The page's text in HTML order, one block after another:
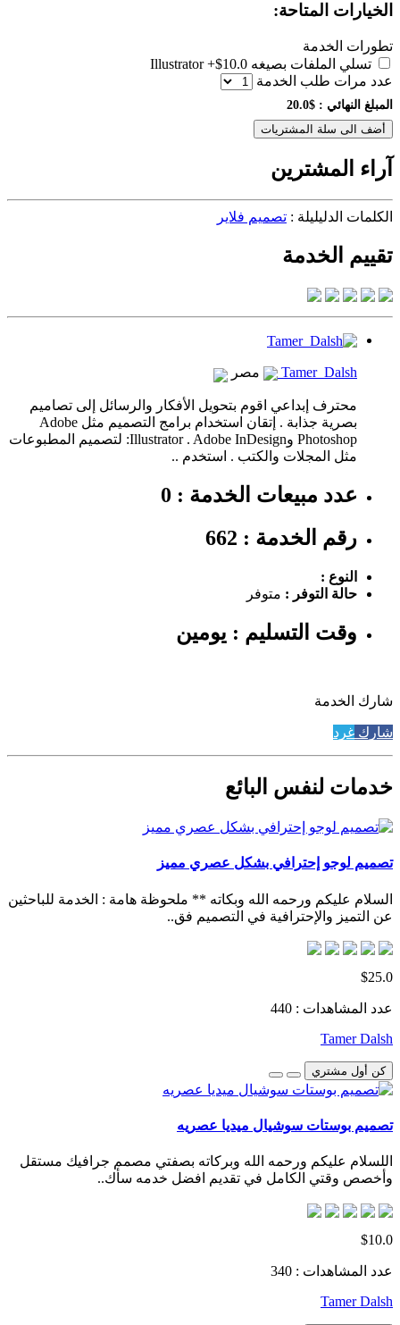
الخيارات المتاحة:
تطورات الخدمة
تسلي الملفات بصيغه Illustrator +$10.0
عدد مرات طلب الخدمة
المبلغ النهائي : $20.0
أضف الى سلة المشتريات
آراء المشترين
الكلمات الدليليلة : تصميم فلاير
تقييم الخدمة
Tamer Dalsh مصر
محترف إبداعي اقوم بتحويل الأفكار والرسائل إلى تصاميم
بصرية جذابة . إتقان استخدام برامج التصميم مثل Adobe
Photoshop وIllustrator . Adobe InDesign: لتصميم المطبوعات
مثل المجلات والكتب . استخدم ..
عدد مبيعات الخدمة : 0
رقم الخدمة : 662
النوع :
حالة التوفر : متوفر
وقت التسليم : يومين
شارك الخدمة
شارك غرد
خدمات لنفس البائع
تصميم لوجو إحترافي بشكل عصري مميز
السلام عليكم ورحمه الله وبكاته ** ملحوظة هامة : الخدمة للباحثين
عن التميز والإحترافية في التصميم فق..
$25.0
عدد المشاهدات : 440
Tamer Dalsh
كن أول مشتري
تصميم بوستات سوشيال ميديا عصريه
اللسلام عليكم ورحمه الله وبركاته بصفتي مصمم جرافيك مستقل
وأخصص وقتي الكامل في تقديم افضل خدمه سأك..
$10.0
عدد المشاهدات : 340
Tamer Dalsh